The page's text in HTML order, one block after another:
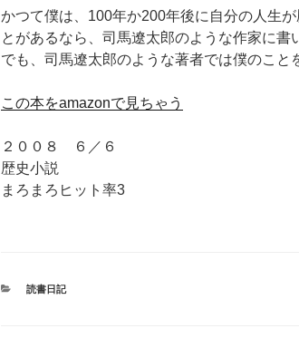
かつて僕は、100年か200年後に自分の人生
とがあるなら、司馬遼太郎のような作家に書
でも、司馬遼太郎のような著者では僕のこと
この本をamazonで見ちゃう
２００８ ６／６
歴史小説
まろまろヒット率3
カ
読書日記